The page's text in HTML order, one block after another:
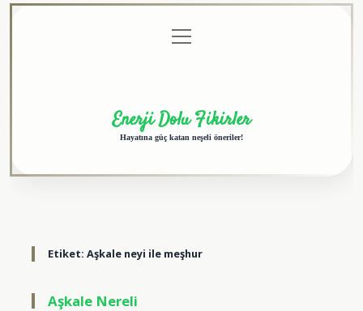
menüyü
aç
Enerji Dolu Fikirler
Hayatına güç katan neşeli öneriler!
Etiket: Aşkale neyi ile meşhur
Aşkale Nereli